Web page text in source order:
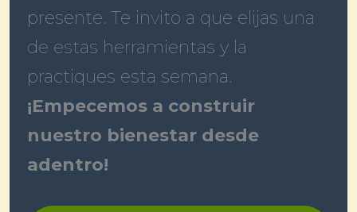
presente. Te invito a que elijas una
de estas herramientas y la
practiques esta semana.
¡Empecemos a construir
nuestro bienestar desde
adentro!